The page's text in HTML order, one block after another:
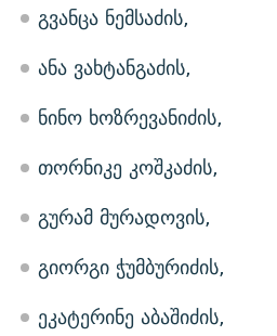
გვანცა ნემსაძის,
ანა ვახტანგაძის,
ნინო ხოზრევანიძის,
თორნიკე კოშკაძის,
გურამ მურადოვის,
გიორგი ჭუმბურიძის,
ეკატერინე აბაშიძის,